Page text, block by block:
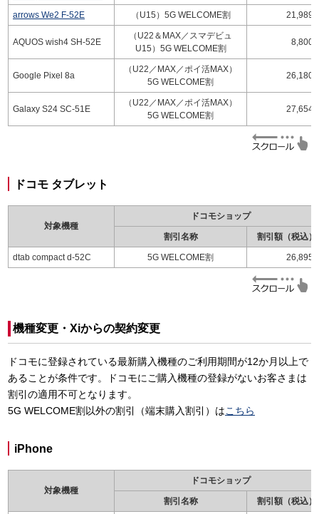
arrows We2 F-52E （U15）5G WELCOME割 21,989
AQUOS wish4 SH-52E
（U22＆MAX／スマデビュ
U15）5G WELCOME割
8,800
Google Pixel 8a
（U22／MAX／ポイ活MAX）
5G WELCOME割
26,180
Galaxy S24 SC-51E
（U22／MAX／ポイ活MAX）
5G WELCOME割
27,654
ドコモ タブレット
対象機種
ドコモショップ
割引名称 割引額（税込）
dtab compact d-52C 5G WELCOME割 26,895
機種変更・Xiからの契約変更
ドコモに登録されている最新購入機種のご利用期間が12か月以上で
あることが条件です。ドコモにご購入機種の登録がないお客さまは
割引の適用不可となります。
5G WELCOME割以外の割引（端末購入割引）はこちら
iPhone
対象機種
ドコモショップ
割引名称 割引額（税込）